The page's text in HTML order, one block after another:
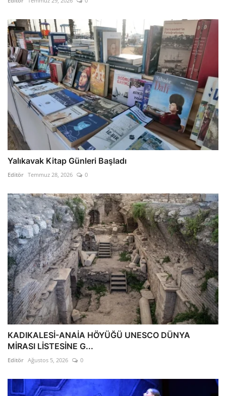
Yalıkavak Kitap Günleri Başladı
Editör Temmuz 28, 2026 0
KADIKALESİ-ANAİA HÖYÜĞÜ UNESCO DÜNYA
MİRASI LİSTESİNE G...
Editör Ağustos 5, 2026 0